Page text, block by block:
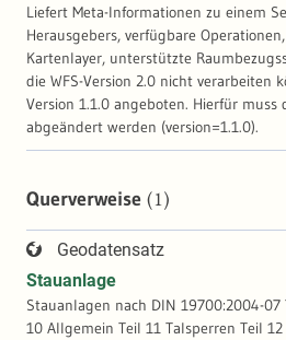
Liefert Meta-Informationen zu einem
Herausgebers, verfügbare
Kartenlayer, unterstützte
die WFS-Version 2.0 nicht verarbeiten
Version 1.1.0 angeboten. Hierfür muss
abgeändert werden (version=1.1.0).
Querverweise (1)
Geodatensatz
Stauanlage
Stauanlagen nach DIN 19700:2004-07
10 Allgemein Teil 11 Talsperren Teil 12